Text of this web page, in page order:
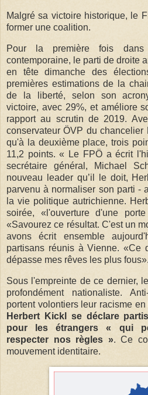
Malgré sa victoire historique, le
former une coalition.
Pour la première fois dans
contemporaine, le parti de droite
en tête dimanche des
premières estimations de la
de la liberté, selon son
victoire, avec 29%, et améliore
rapport au scrutin de 2019.
conservateur ÖVP du
qu'à la deuxième place, trois
11,2 points. « Le FPÖ a écrit
secrétaire général, Michael
nouveau leader qu’il le doit,
parvenu à normaliser son parti -
la vie politique autrichienne.
soirée, «l'ouverture d'une
«Savourez ce résultat. C'est un
avons écrit ensemble
partisans réunis à Vienne. «Ce
dépasse mes rêves les plus fous».
Sous l'empreinte de ce dernier,
profondément nationaliste.
portent volontiers leur racisme
Herbert Kickl se déclare
pour les étrangers « qui
respecter nos règles ». Ce
mouvement identitaire.